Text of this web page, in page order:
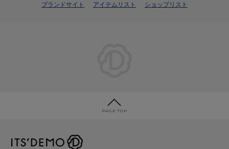
ブランドサイト アイテムリスト ショップリスト
PAGE TOP